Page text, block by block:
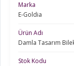
Marka
E-Goldia
Ürün Adı
Damla Tasarım
Stok Kodu